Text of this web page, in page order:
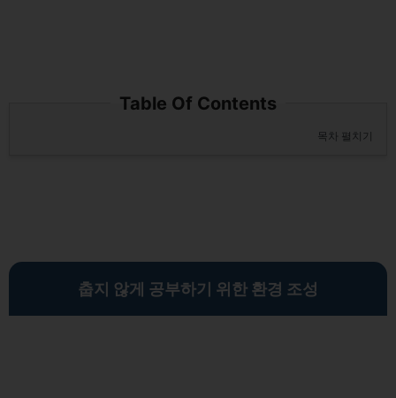
Table Of Contents
목차 펼치기
춥지 않게 공부하기 위한 환경 조성